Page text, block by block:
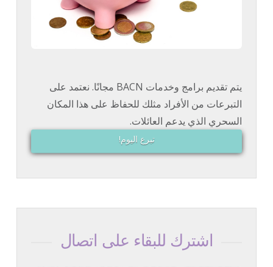
يتم تقديم برامج وخدمات BACN مجانًا. نعتمد على
التبرعات من الأفراد مثلك للحفاظ على هذا المكان
السحري الذي يدعم العائلات.
تبرع اليوم!
اشترك للبقاء على اتصال